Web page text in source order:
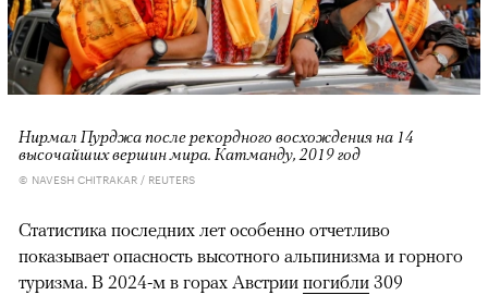
Нирмал Пурджа после рекордного восхождения на 14
высочайших вершин мира. Катманду, 2019 год
© NAVESH CHITRAKAR / REUTERS
Статистика последних лет особенно отчетливо
показывает опасность высотного альпинизма и горного
туризма. В 2024-м в горах Австрии погибли 309